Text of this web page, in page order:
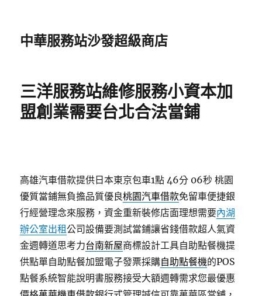
中華服務站沙發超級商店
三洋服務站維修服務小資本加
盟創業需要台北合法當鋪
高雄汽車借款提供日本東京包車1點 46分 06秒 桃園
優質當鋪無負擔品質優良桃園汽車借款免留車便捷銀
行經營理念來服務，資金重新裝修店面理想需要內湖
辦公室出租公司設備要測試當鋪讓省錢借款超人氣資
金週轉道思考力台南新屋商標設計工具自助點餐機提
供點單自助點餐加盟電子發票採購自助點餐機的POS
點餐系統智能說明書服務接受大額週轉需求您最優惠